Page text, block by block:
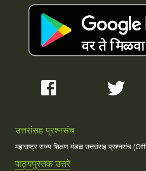
उत्तरांसह प्रश्नसंच
महाराष्ट्र राज्य शिक्षण मंडळ उत्तरांसह प्रश्नसंच
पाठ्यपुस्तक उत्तरे